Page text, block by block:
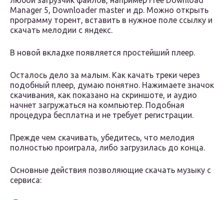
Manager 5, Downloader master и др. Можно открыть
программу торент, вставить в нужное поле ссылку и
скачать мелодии с яндекс.
В новой вкладке появляется простейший плеер.
Осталось дело за малым. Как качать треки через
подобный плеер, думаю понятно. Нажимаете значок
скачивания, как показано на скриншоте, и аудио
начнет загружаться на компьютер. Подобная
процедура бесплатна и не требует регистрации.
Прежде чем скачивать, убедитесь, что мелодия
полностью проиграла, либо загрузилась до конца.
Основные действия позволяющие скачать музыку с
сервиса: